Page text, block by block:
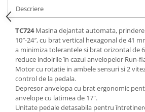
Stative sustinere ( capre)
Echipamente service auto si
vulcanizari
Mașini de dejantat profesionale
Dispozitive de dejantat
Masini de echilibrat roti
profesionale
Masini de indreptat si roluit jante
Descriere
TC724Masina dejantat automata,
10″-24″, cu brat vertical hexagonal de 41
a minimiza tolerantele si brat orizontal de
reduce indoirile în cazul anvelopelor Run-
Motor cu rotatie in ambele sensuri si 2
control de la pedala.
Depresor anvelopa cu brat ergonomic
anvelope cu latimea de 17".
Unitate pedale detasabila pentru